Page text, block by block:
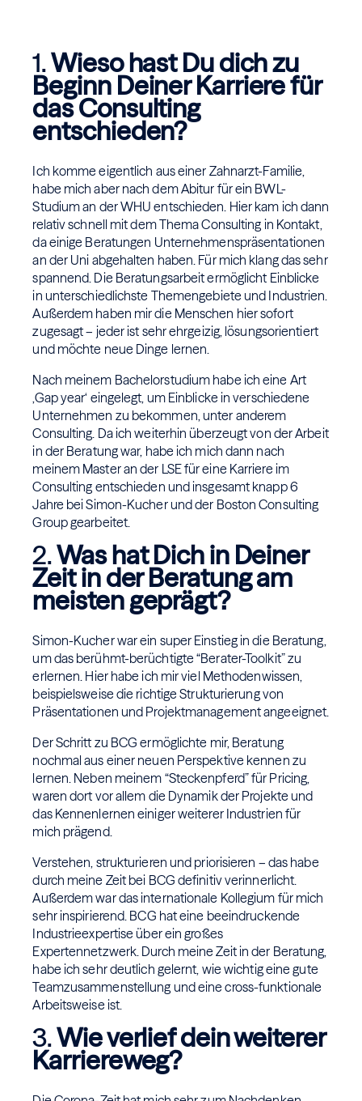
1.Wieso hast Du dich zu
Beginn Deiner Karriere für
das Consulting
entschieden?
Ich komme eigentlich aus einer Zahnarzt-Familie,
habe mich aber nach dem Abitur für ein BWL-
Studium an der WHU entschieden. Hier kam ich dann
relativ schnell mit dem Thema Consulting in Kontakt,
da einige Beratungen Unternehmenspräsentationen
an der Uni abgehalten haben. Für mich klang das sehr
spannend. Die Beratungsarbeit ermöglicht Einblicke
in unterschiedlichste Themengebiete und Industrien.
Außerdem haben mir die Menschen hier sofort
zugesagt – jeder ist sehr ehrgeizig, lösungsorientiert
und möchte neue Dinge lernen.
Nach meinem Bachelorstudium habe ich eine Art
‚Gap year‘ eingelegt, um Einblicke in verschiedene
Unternehmen zu bekommen, unter anderem
Consulting. Da ich weiterhin überzeugt von der Arbeit
in der Beratung war, habe ich mich dann nach
meinem Master an der LSE für eine Karriere im
Consulting entschieden und insgesamt knapp 6
Jahre bei Simon-Kucher und der Boston Consulting
Group gearbeitet.
2.Was hat Dich in Deiner
Zeit in der Beratung am
meisten geprägt?
Simon-Kucher war ein super Einstieg in die Beratung,
um das berühmt-berüchtigte “Berater-Toolkit” zu
erlernen. Hier habe ich mir viel Methodenwissen,
beispielsweise die richtige Strukturierung von
Präsentationen und Projektmanagement angeeignet.
Der Schritt zu BCG ermöglichte mir, Beratung
nochmal aus einer neuen Perspektive kennen zu
lernen. Neben meinem “Steckenpferd” für Pricing,
waren dort vor allem die Dynamik der Projekte und
das Kennenlernen einiger weiterer Industrien für
mich prägend.
Verstehen, strukturieren und priorisieren – das habe
durch meine Zeit bei BCG definitiv verinnerlicht.
Außerdem war das internationale Kollegium für mich
sehr inspirierend. BCG hat eine beeindruckende
Industrieexpertise über ein großes
Expertennetzwerk. Durch meine Zeit in der Beratung,
habe ich sehr deutlich gelernt, wie wichtig eine gute
Teamzusammenstellung und eine cross-funktionale
Arbeitsweise ist.
3.Wie verlief dein weiterer
Karriereweg?